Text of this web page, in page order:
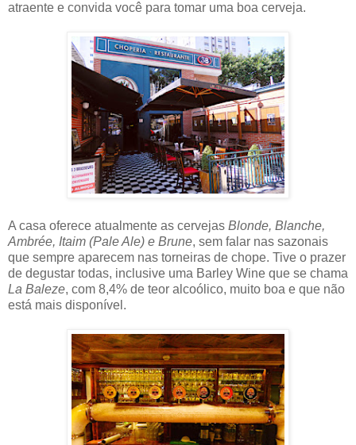
atraente e convida você para tomar uma boa cerveja.
A casa oferece atualmente as cervejas Blonde, Blanche,
Ambrée, Itaim (Pale Ale) e Brune, sem falar nas sazonais
que sempre aparecem nas torneiras de chope. Tive o prazer
de degustar todas, inclusive uma Barley Wine que se chama
La Baleze, com 8,4% de teor alcoólico, muito boa e que não
está mais disponível.